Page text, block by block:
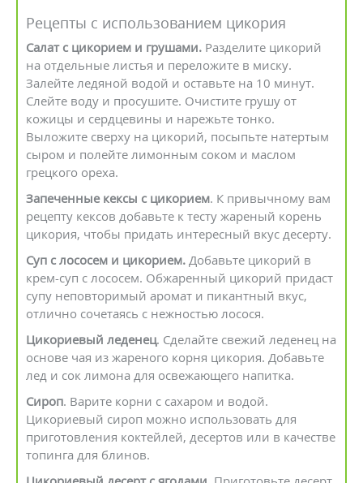
Рецепты с использованием цикория
Салат с цикорием и грушами. Разделите цикорий
на отдельные листья и переложите в миску.
Залейте ледяной водой и оставьте на 10 минут.
Слейте воду и просушите. Очистите грушу от
кожицы и сердцевины и нарежьте тонко.
Выложите сверху на цикорий, посыпьте натертым
сыром и полейте лимонным соком и маслом
грецкого ореха.
Запеченные кексы с цикорием. К привычному вам
рецепту кексов добавьте к тесту жареный корень
цикория, чтобы придать интересный вкус десерту.
Суп с лососем и цикорием.Добавьте цикорий в
крем-суп с лососем. Обжаренный цикорий придаст
супу неповторимый аромат и пикантный вкус,
отлично сочетаясь с нежностью лосося.
Цикориевый леденец. Сделайте свежий леденец на
основе чая из жареного корня цикория. Добавьте
лед и сок лимона для освежающего напитка.
Сироп. Варите корни с сахаром и водой.
Цикориевый сироп можно использовать для
приготовления коктейлей, десертов или в качестве
топинга для блинов.